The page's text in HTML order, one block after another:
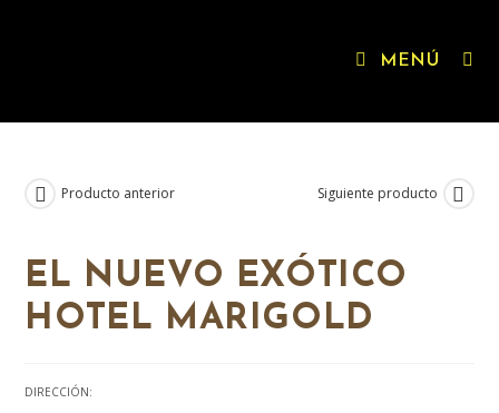
MENÚ
Producto anterior Siguiente producto
EL NUEVO EXÓTICO
HOTEL MARIGOLD
DIRECCIÓN: